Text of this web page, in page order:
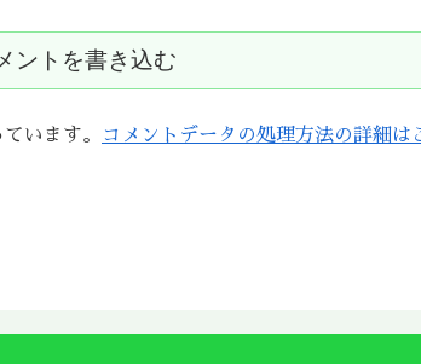
ントを書き込む
います。
コメントデータの処理方法の詳細は